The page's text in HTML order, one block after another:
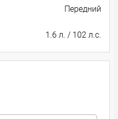
Передний
1.6 л. / 102 л.с.